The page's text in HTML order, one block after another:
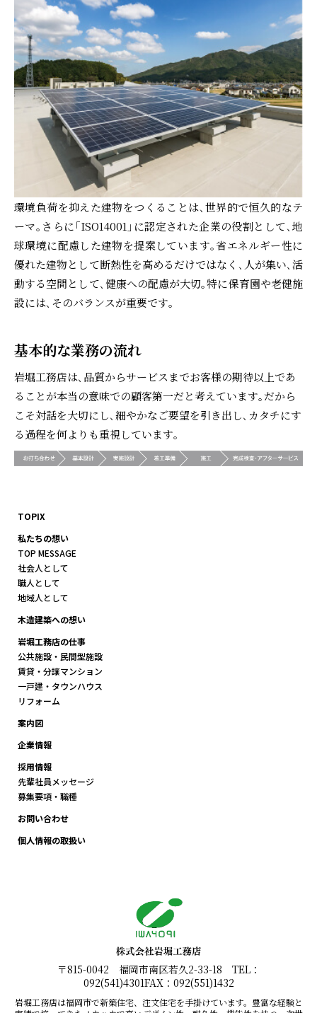
環境負荷を抑えた建物をつくることは､世界的で恒久的なテ
ーマ｡さらに｢ISO14001｣に認定された企業の役割として､地
球環境に配慮した建物を提案しています｡省エネルギー性に
優れた建物として断熱性を高めるだけではなく､人が集い､活
動する空間として､健康への配慮が大切｡特に保育園や老健施
設には､そのバランスが重要です｡
基本的な業務の流れ
岩堀工務店は､品質からサービスまでお客様の期待以上であ
ることが本当の意味での顧客第一だと考えています｡だから
こそ対話を大切にし､細やかなご要望を引き出し､カタチにす
る過程を何よりも重視しています｡
TOPIX
私たちの想い
TOP MESSAGE
社会人として
職人として
地域人として
木造建築への想い
岩堀工務店の仕事
公共施設・民間型施設
賃貸・分譲マンション
一戸建・タウンハウス
リフォーム
案内図
企業情報
採用情報
先輩社員メッセージ
募集要項・職種
お問い合わせ
個人情報の取扱い
〒815-0042 福岡市南区若久2-33-18 TEL：
092(541)4301FAX：092(551)1432
岩堀工務店は福岡市で新築住宅、注文住宅を手掛けています。豊富な経験と